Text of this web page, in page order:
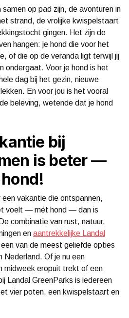
samen op pad zijn, de avonturen in
strand, de vrolijke kwispelstaart
gingen. Het zijn de
hangen: je hond die voor het
of die op de veranda ligt terwijl jij
ondergaat. Voor je hond is het
dag bij het gezin, nieuwe
En voor jou is het vooral
beleving, wetende dat je hond
bij
is beter —
vakantie die ontspannen,
voelt — mét hond — dan is
combinatie van rust, natuur,
en aantrekkelijke Landal
van de meest geliefde opties
Nederland. Of je nu een
midweek eropuit trekt of een
Landal GreenParks is iedereen
vier poten, een kwispelstaart en